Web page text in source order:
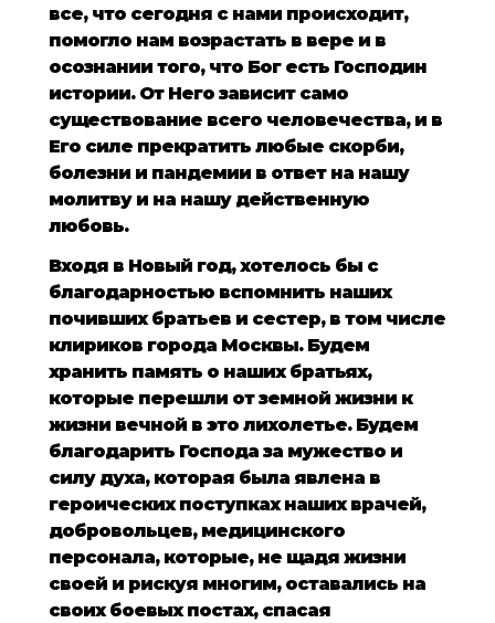
все, что сегодня с нами происходит,
помогло нам возрастать в вере и в
осознании того, что Бог есть Господин
истории. От Него зависит само
существование всего человечества, и в
Его силе прекратить любые скорби,
болезни и пандемии в ответ на нашу
молитву и на нашу действенную
любовь.
Входя в Новый год, хотелось бы с
благодарностью вспомнить наших
почивших братьев и сестер, в том числе
клириков города Москвы. Будем
хранить память о наших братьях,
которые перешли от земной жизни к
жизни вечной в это лихолетье. Будем
благодарить Господа за мужество и
силу духа, которая была явлена в
героических поступках наших врачей,
добровольцев, медицинского
персонала, которые, не щадя жизни
своей и рискуя многим, оставались на
своих боевых постах, спасая